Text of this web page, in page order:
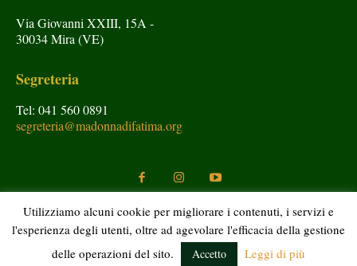
Via Giovanni XXIII, 15A -
30034 Mira (VE)
Segreteria
Tel: 041 560 0891
segreteria@madonnadifatima.org
Copyright © Araldi del Vangelo 2020 Tutti i diritti riservati.
Si autorizza la divulgazione citando la fonte
Utilizziamo alcuni cookie per migliorare i contenuti, i servizi e
l'esperienza degli utenti, oltre ad agevolare l'efficacia della gestione
delle operazioni del sito.
Accetto Leggi di più